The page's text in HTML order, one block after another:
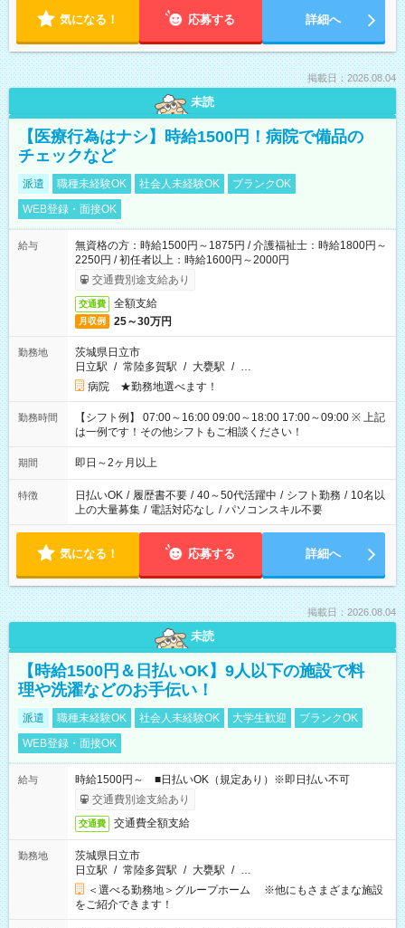
気になる！ 応募する 詳細へ
掲載日：2026.08.04
未読
【医療行為はナシ】時給1500円！病院で備品の
チェックなど
派遣 職種未経験OK 社会人未経験OK
ブランクOK
WEB登録・面接OK
給与
無資格の方：時給1500円～1875円 / 介護福祉士：時給1800円～
2250円 / 初任者以上：時給1600円～2000円
交通費別途支給あり
交通費 全額支給
月収例 25～30万円
勤務地
茨城県日立市
日立駅 / 常陸多賀駅 / 大甕駅 / …
病院 ★勤務地選べます！
勤務時間
【シフト例】 07:00～16:00 09:00～18:00 17:00～09:00 ※ 上記
は一例です！その他シフトもご相談ください！
期間 即日～2ヶ月以上
特徴 日払いOK / 履歴書不要 / 40～50代活躍中 / シフト勤務 / 10名以
上の大量募集 / 電話対応なし / パソコンスキル不要
気になる！ 応募する 詳細へ
掲載日：2026.08.04
未読
【時給1500円＆日払いOK】9人以下の施設で料
理や洗濯などのお手伝い！
派遣 職種未経験OK 社会人未経験OK 大学生歓迎
ブランクOK
WEB登録・面接OK
給与
時給1500円～ ■日払いOK（規定あり）※即日払い不可
交通費別途支給あり
交通費 交通費全額支給
勤務地
茨城県日立市
日立駅 / 常陸多賀駅 / 大甕駅 / …
＜選べる勤務地＞グループホーム ※他にもさまざまな施設
をご紹介できます！